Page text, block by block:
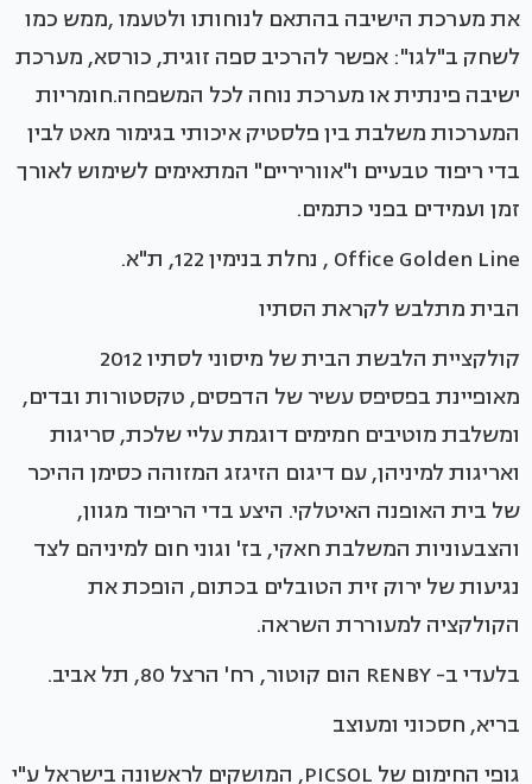
את מערכת הישיבה בהתאם לנוחותו ולטעמו ,ממש כמו
לשחק ב"לגו": אפשר להרכיב ספה זוגית, כורסא, מערכת
ישיבה פינתית או מערכת נוחה לכל המשפחה.חומריות
המערכות משלבת בין פלסטיק איכותי בגימור מאט לבין
בדי ריפוד טבעיים ו"אווריריים" המתאימים לשימוש לאורך
זמן ועמידים בפני כתמים.
Office Golden Line , נחלת בנימין 122, ת"א.
הבית מתלבש לקראת הסתיו
קולקציית הלבשת הבית של מיסוני לסתיו 2012
מאופיינת בפסיפס עשיר של הדפסים, טקסטורות ובדים,
ומשלבת מוטיבים חמימים דוגמת עליי שלכת, סריגות
ואריגות למיניהן, עם דיגום הזיגזג המזוהה כסימן ההיכר
של בית האופנה האיטלקי. היצע בדי הריפוד מגוון,
והצבעוניות המשלבת חאקי, בז' וגוני חום למיניהם לצד
נגיעות של ירוק זית הטובלים בכתום, הופכת את
הקולקציה למעוררת השראה.
בלעדי ב- RENBY הום קוטור, רח' הרצל 80, תל אביב.
בריא, חסכוני ומעוצב
גופי החימום של PICSOL, המושקים לראשונה בישראל ע"י